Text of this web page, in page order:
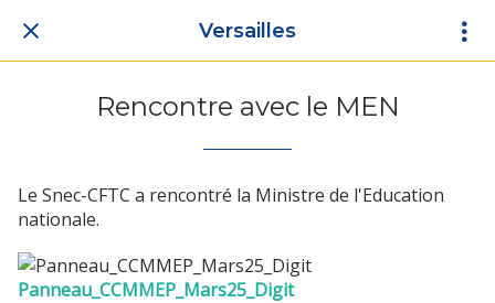
Versailles
Rencontre avec le MEN
Le Snec-CFTC a rencontré la Ministre de l'Education
nationale.
Panneau_CCMMEP_Mars25_Digit